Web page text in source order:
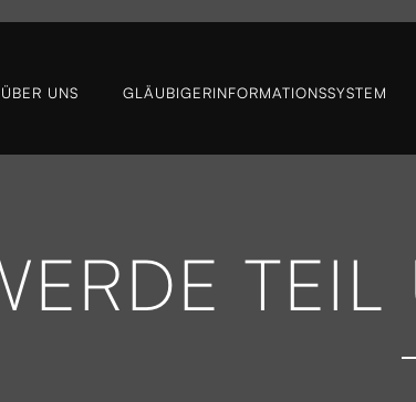
ÜBER UNS GLÄUBIGER­INFORMATIONSSYSTEM
TEIL